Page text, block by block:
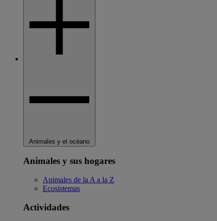
Animales y el océano
Animales y sus hogares
Animales de la A a la Z
Ecosistemas
Actividades